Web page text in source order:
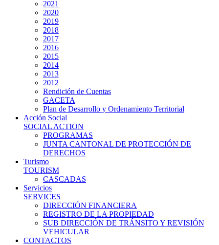
2021
2020
2019
2018
2017
2016
2015
2014
2013
2012
Rendición de Cuentas
GACETA
Plan de Desarrollo y Ordenamiento Territorial
Acción Social
SOCIAL ACTION
PROGRAMAS
JUNTA CANTONAL DE PROTECCIÓN DE
DERECHOS
Turismo
TOURISM
CASCADAS
Servicios
SERVICES
DIRECCIÓN FINANCIERA
REGISTRO DE LA PROPIEDAD
SUB DIRECCIÓN DE TRÁNSITO Y REVISIÓN
VEHICULAR
CONTACTOS